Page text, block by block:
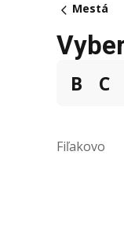
Mestá
B C
Fiľakovo